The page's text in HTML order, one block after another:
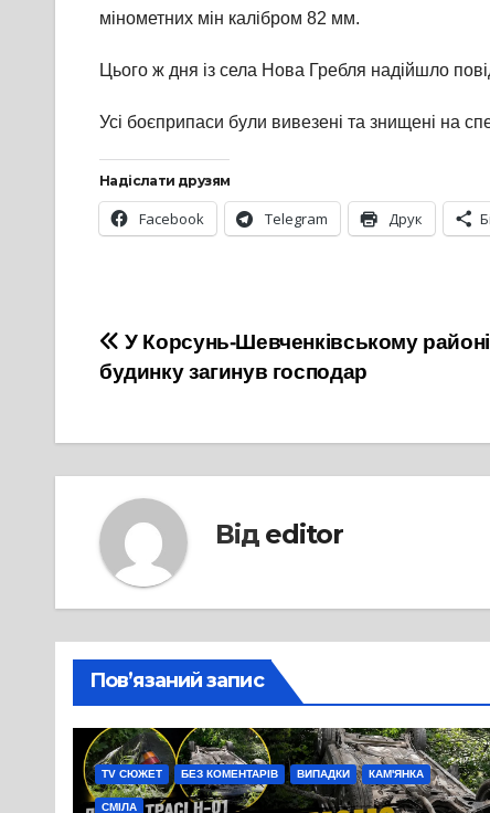
мінометних мін калібром 82 мм.
Цього ж дня із села Нова Гребля надійшло
Усі боєприпаси були вивезені та знищені на
Надіслати друзям
Facebook Telegram Друк
Навігація
записів
У Корсунь-Шевченківському районі
будинку загинув господар
Від editor
Пов’язаний запис
TV СЮЖЕТ БЕЗ КОМЕНТАРІВ ВИПАДКИ КАМ'ЯНКА
СМІЛА